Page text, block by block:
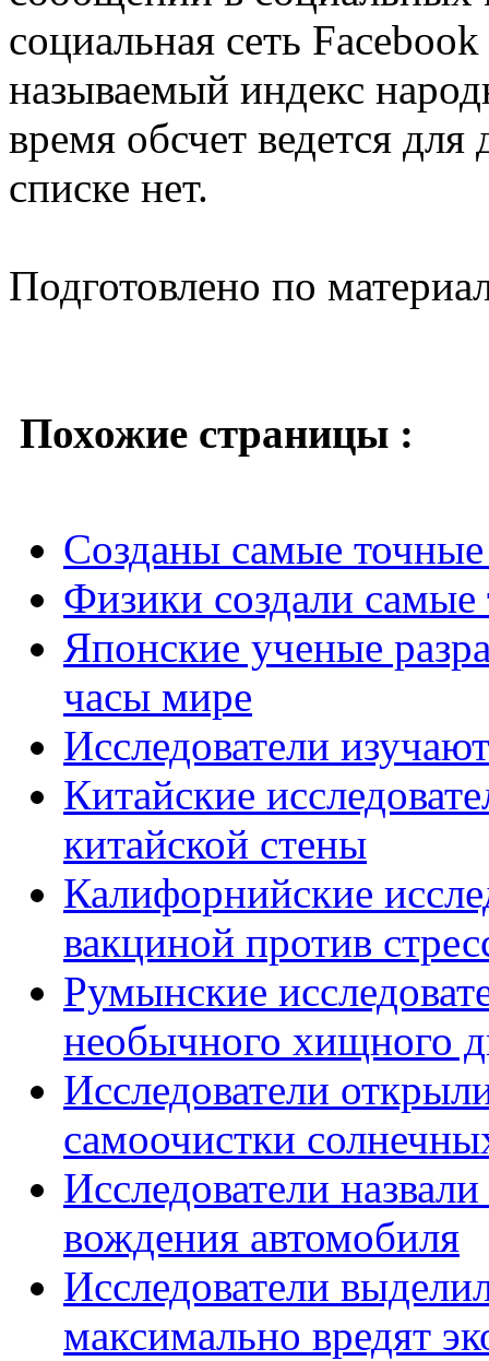
социальная сеть
называемый индекс
время обсчет ведется для
списке нет.
Подготовлено по
Похожие страницы :
Созданы самые
Физики создали
Японские ученые
часы мире
Исследователи
Китайские
китайской стены
Калифорнийские
вакциной против
Румынские
необычного хищного
Исследователи
самоочистки
Исследователи
вождения автомобиля
Исследователи
максимально вредят